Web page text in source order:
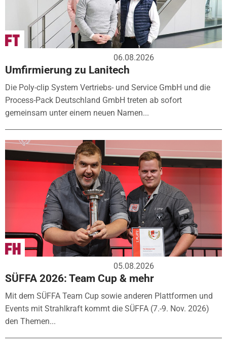
06.08.2026
Umfirmierung zu Lanitech
Die Poly-clip System Vertriebs- und Service GmbH und die
Process-Pack Deutschland GmbH treten ab sofort
gemeinsam unter einem neuen Namen...
05.08.2026
SÜFFA 2026: Team Cup & mehr
Mit dem SÜFFA Team Cup sowie anderen Plattformen und
Events mit Strahlkraft kommt die SÜFFA (7.-9. Nov. 2026)
den Themen...